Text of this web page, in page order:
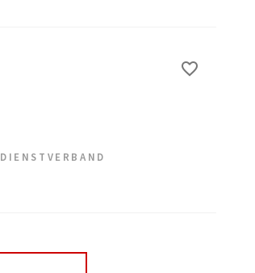
DIENSTVERBAND